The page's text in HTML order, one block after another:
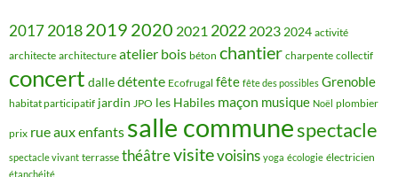
201720182019 2020 2021 2022 2023 2024 activité
architecte architecture atelier bois béton chantier charpente collectif
concert dalledétente Ecofrugal fête fête des possibles Grenoble
habitat participatif jardin JPO les Habiles maçon musique Noël plombier
prix rue aux enfants salle communespectacle
spectacle vivant terrasse théâtrevisitevoisins yoga écologie électricien
étanchéité